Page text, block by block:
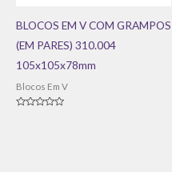
BLOCOS EM V COM GRAMPOS
(EM PARES) 310.004
105x105x78mm
Blocos Em V